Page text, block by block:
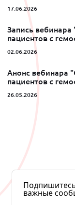
17.06.2026
Запись
пациентов с
02.06.2026
Анонс вебинара
пациентов с
26.05.2026
важные